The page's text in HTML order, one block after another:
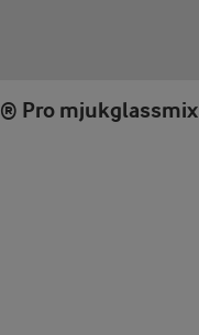
Pro mjukglassmix